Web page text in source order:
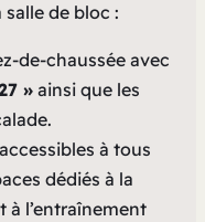
de bloc :
de-chaussée avec
» ainsi que les
accessibles à tous
dédiés à la
à l’entraînement